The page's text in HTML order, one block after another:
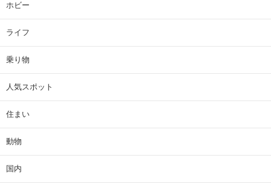
ホビー
ライフ
乗り物
人気スポット
住まい
動物
国内